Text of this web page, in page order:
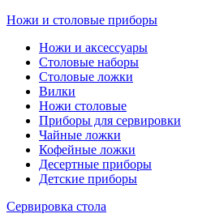
Ножи и столовые приборы
Ножи и аксессуары
Столовые наборы
Столовые ложки
Вилки
Ножи столовые
Приборы для сервировки
Чайные ложки
Кофейные ложки
Десертные приборы
Детские приборы
Сервировка стола